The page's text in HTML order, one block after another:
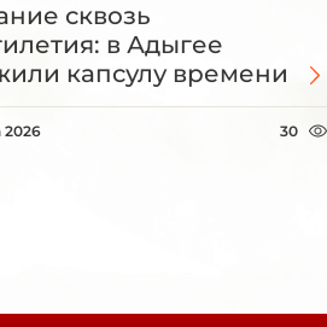
сквозь
в Адыгее
капсулу времени
2026 30